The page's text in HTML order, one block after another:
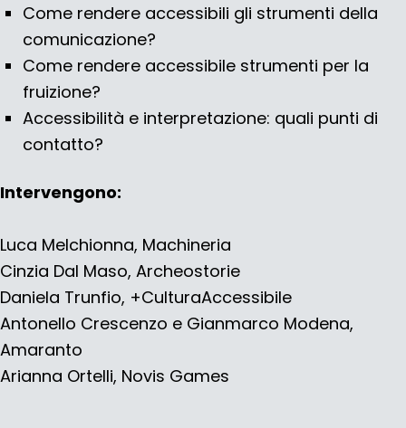
Come rendere accessibili gli strumenti della
comunicazione?
Come rendere accessibile strumenti per la
fruizione?
Accessibilità e interpretazione: quali punti di
contatto?
Intervengono:
Luca Melchionna, Machineria
Cinzia Dal Maso, Archeostorie
Daniela Trunfio, +CulturaAccessibile
Antonello Crescenzo e Gianmarco Modena,
Amaranto
Arianna Ortelli, Novis Games